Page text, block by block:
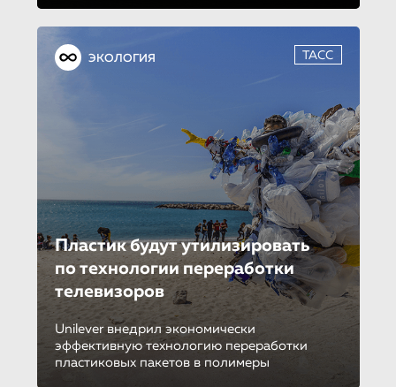
ЭКОЛОГИЯ ТАСС
Пластик будут утилизировать
по технологии переработки
телевизоров
Unilever внедрил экономически
эффективную технологию переработки
пластиковых пакетов в полимеры